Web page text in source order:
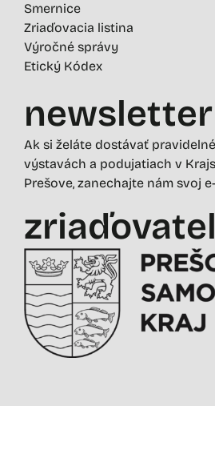
Smernice
Zriaďovacia listina
Výročné správy
Etický Kódex
newsletter
Ak si želáte dostávať
výstavách a podujatiach v
Prešove, zanechajte nám svoj